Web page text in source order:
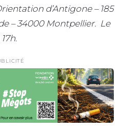
d’Antigone – 185
– 34000 Montpellier. Le
.